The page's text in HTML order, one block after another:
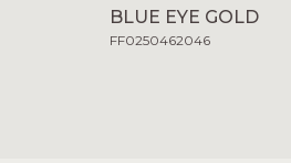
BLUE EYE GOLD
FF0250462046